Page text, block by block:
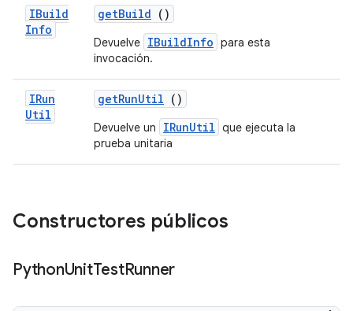
IBuild
Info
getBuild ()
Devuelve IBuildInfo para esta
invocación.
IRun
Util
getRunUtil ()
Devuelve un IRunUtil que ejecuta la
prueba unitaria
Constructores públicos
PythonUnitTestRunner